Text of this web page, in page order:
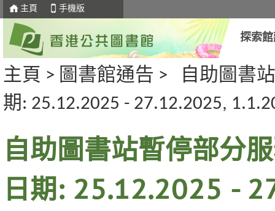
主頁 手機版
探索
主頁 > 圖書館通告 >
自助圖書
期: 25.12.2025 - 27.12.2025,
自助圖書站暫停部分
日期: 25.12.2025 -